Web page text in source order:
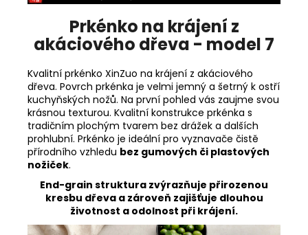
Prkénko na krájení z
Kvalitní prkénko XinZuo na krájení z akáciového
dřeva. Povrch prkénka je velmi jemný a šetrný k ostří
kuchyňských nožů. Na první pohled vás zaujme svou
krásnou texturou. Kvalitní konstrukce prkénka s
tradičním plochým tvarem bez drážek a dalších
prohlubní. Prkénko je ideální pro vyznavače čistě
přírodního vzhledu
nožiček.
End-grain struktura zvýrazňuje přirozenou
kresbu dřeva a zároveň zajišťuje dlouhou
životnost a odolnost při krájení.